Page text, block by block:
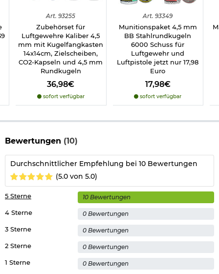
Geschossgeschwindigkeit: max 135 m/s
Material: Metall / Kunststoff
Farbe: Holzoptik
Marke: Gletcher
Nicht vergessen: Zum Betrieb wird noch eine 12g CO2 Kapsel
und 4,5mm Stahl BBs benötigt (nicht im Lieferumfang).
Wichtige waffenrechtliche Informationen: Artikel frei ab 18
uns einenAltersnachweiszusenden, sofern uns dieser noch
Infos anklicken)
Hinweis: Richtiger
Umgang mit Druckluft-, Federdruckwaffen und CO2-Waffen
Herstellerinformationen
Art. 93255
Zubehörset für
Luftgewehre Kaliber 4,5
mm mit Kugelfangkasten
14x14cm, Zielscheiben,
CO2-Kapseln und 4,5 mm
Rundkugeln
36,98€
sofort verfügbar
Art. 93349
Munitionspaket 4,5 mm
BB Stahlrundkugeln
6000 Schuss für
Luftgewehr und
Luftpistole jetzt nur 17,98
Euro
17,98€
sofort verfügbar
Bewertungen (10)
Durchschnittlicher Empfehlung bei 10 Bewertungen
(5.0 von 5.0)
1 Sterne 0 Bewertungen
2 Sterne 0 Bewertungen
3 Sterne 0 Bewertungen
4 Sterne 0 Bewertungen
5 Sterne 10 Bewertungen